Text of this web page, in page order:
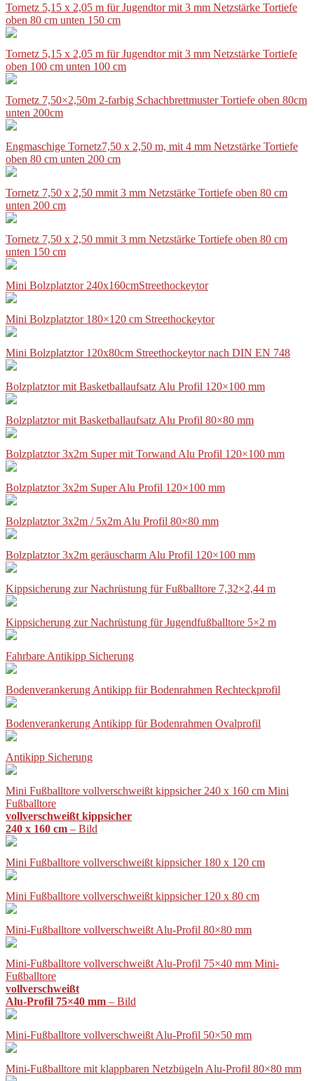
Tornetz 5,15 x 2,05 m für Jugendtor mit 3 mm Netzstärke Tortiefe
oben 80 cm unten 150 cm
Tornetz 5,15 x 2,05 m für Jugendtor mit 3 mm Netzstärke Tortiefe
oben 100 cm unten 100 cm
Tornetz 7,50×2,50m 2-farbig Schachbrettmuster Tortiefe oben 80cm
unten 200cm
Engmaschige Tornetz7,50 x 2,50 m, mit 4 mm Netzstärke Tortiefe
oben 80 cm unten 200 cm
Tornetz 7,50 x 2,50 mmit 3 mm Netzstärke Tortiefe oben 80 cm
unten 200 cm
Tornetz 7,50 x 2,50 mmit 3 mm Netzstärke Tortiefe oben 80 cm
unten 150 cm
Mini Bolzplatztor 240x160cmStreethockeytor
Mini Bolzplatztor 180×120 cm Streethockeytor
Mini Bolzplatztor 120x80cm Streethockeytor nach DIN EN 748
Bolzplatztor mit Basketballaufsatz Alu Profil 120×100 mm
Bolzplatztor mit Basketballaufsatz Alu Profil 80×80 mm
Bolzplatztor 3x2m Super mit Torwand Alu Profil 120×100 mm
Bolzplatztor 3x2m Super Alu Profil 120×100 mm
Bolzplatztor 3x2m / 5x2m Alu Profil 80×80 mm
Bolzplatztor 3x2m geräuscharm Alu Profil 120×100 mm
Kippsicherung zur Nachrüstung für Fußballtore 7,32×2,44 m
Kippsicherung zur Nachrüstung für Jugendfußballtore 5×2 m
Fahrbare Antikipp Sicherung
Bodenverankerung Antikipp für Bodenrahmen Rechteckprofil
Bodenverankerung Antikipp für Bodenrahmen Ovalprofil
Antikipp Sicherung
Mini Fußballtore vollverschweißt kippsicher 240 x 160 cm Mini
Fußballtore
vollverschweißt kippsicher
240 x 160 cm – Bild
Mini Fußballtore vollverschweißt kippsicher 180 x 120 cm
Mini Fußballtore vollverschweißt kippsicher 120 x 80 cm
Mini-Fußballtore vollverschweißt Alu-Profil 80×80 mm
Mini-Fußballtore vollverschweißt Alu-Profil 75×40 mm Mini-
Fußballtore
vollverschweißt
Alu-Profil 75×40 mm – Bild
Mini-Fußballtore vollverschweißt Alu-Profil 50×50 mm
Mini-Fußballtore mit klappbaren Netzbügeln Alu-Profil 80×80 mm